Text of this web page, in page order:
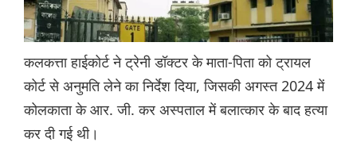
कलकत्ता हाईकोर्ट ने ट्रेनी डॉक्टर के माता-पिता को ट्रायल
कोर्ट से अनुमति लेने का निर्देश दिया, जिसकी अगस्त 2024 में
कोलकाता के आर. जी. कर अस्पताल में बलात्कार के बाद हत्या
कर दी गई थी।